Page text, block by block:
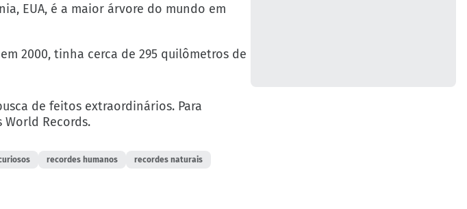
EUA, é a maior árvore do mundo em
2000, tinha cerca de 295 quilômetros de
de feitos extraordinários. Para
Records.
recordes humanos recordes naturais